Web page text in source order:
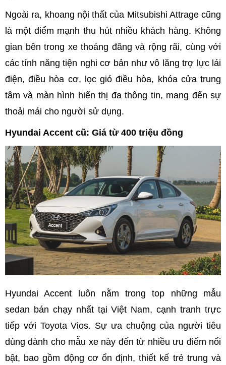
Ngoài ra, khoang nội thất của Mitsubishi Attrage cũng
là một điểm mạnh thu hút nhiều khách hàng. Không
gian bên trong xe thoáng đãng và rộng rãi, cùng với
các tính năng tiện nghi cơ bản như vô lăng trợ lực lái
điện, điều hòa cơ, lọc gió điều hòa, khóa cửa trung
tâm và màn hình hiển thị đa thông tin, mang đến sự
thoải mái cho người sử dụng.
Hyundai Accent cũ: Giá từ 400 triệu đồng
Hyundai Accent luôn nằm trong top những mẫu
sedan bán chạy nhất tại Việt Nam, cạnh tranh trực
tiếp với Toyota Vios. Sự ưa chuộng của người tiêu
dùng dành cho mẫu xe này đến từ nhiều ưu điểm nổi
bật, bao gồm động cơ ổn định, thiết kế trẻ trung và